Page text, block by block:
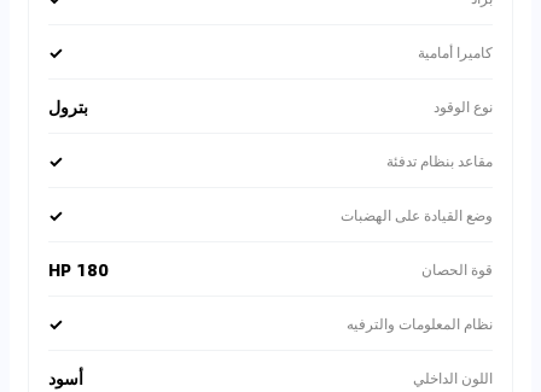
كاميرا أمامية ✓
نوع الوقود بترول
مقاعد بنظام تدفئة ✓
وضع القيادة على الهضبات ✓
قوة الحصان 180 HP
نظام المعلومات والترفيه ✓
اللون الداخلي أسود